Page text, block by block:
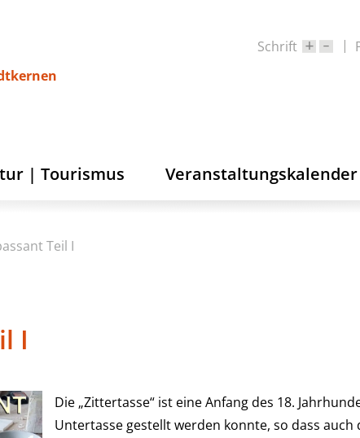
Schrift
| Tourismus Veranstaltungskalender
Teil I
I
Die „Zittertasse“ ist eine Anfang des 18.
Untertasse gestellt werden konnte, so dass